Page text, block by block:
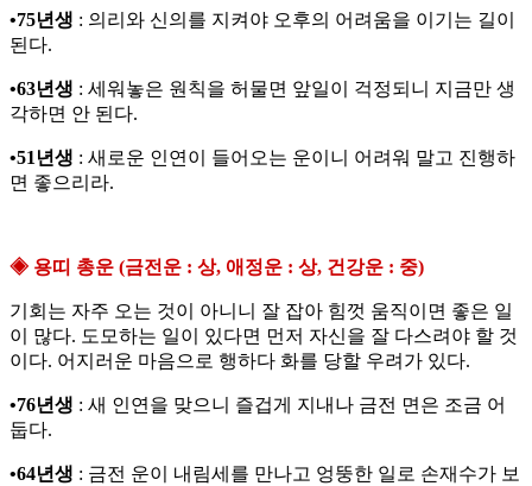
•75년생 : 의리와 신의를 지켜야 오후의 어려움을 이기는 길이
된다.
•63년생 : 세워놓은 원칙을 허물면 앞일이 걱정되니 지금만 생
각하면 안 된다.
•51년생 : 새로운 인연이 들어오는 운이니 어려워 말고 진행하
면 좋으리라.
◈ 용띠 총운 (금전운 : 상, 애정운 : 상, 건강운 : 중)
기회는 자주 오는 것이 아니니 잘 잡아 힘껏 움직이면 좋은 일
이 많다. 도모하는 일이 있다면 먼저 자신을 잘 다스려야 할 것
이다. 어지러운 마음으로 행하다 화를 당할 우려가 있다.
•76년생 : 새 인연을 맞으니 즐겁게 지내나 금전 면은 조금 어
둡다.
•64년생 : 금전 운이 내림세를 만나고 엉뚱한 일로 손재수가 보